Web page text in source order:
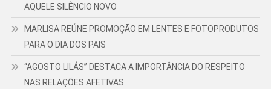
AQUELE SILÊNCIO NOVO
MARLISA REÚNE PROMOÇÃO EM LENTES E FOTOPRODUTOS
PARA O DIA DOS PAIS
“AGOSTO LILÁS” DESTACA A IMPORTÂNCIA DO RESPEITO
NAS RELAÇÕES AFETIVAS